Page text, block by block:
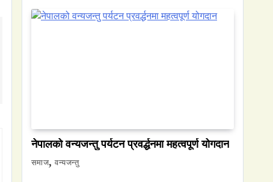
नेपालको वन्यजन्तु पर्यटन प्रवर्द्धनमा महत्वपूर्ण योगदान
समाज वन्यजन्तु